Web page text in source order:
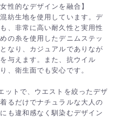
性的なデザインを融合】
紡生地を使用しています。デ
、非常に高い耐久性と実用性
の糸を使用したデニムステッ
なり、カジュアルでありなが
与えます。また、抗ウイル
、衛生面でも安心です。
ットで、ウエストを絞ったデザ
るだけでナチュラルな大人の
も違和感なく馴染むデザイン